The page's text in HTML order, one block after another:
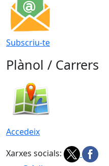
Subscriu-te
Plànol / Carrers
Accedeix
Xarxes socials: